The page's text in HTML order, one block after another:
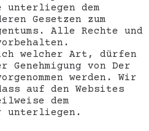
dem
Gesetzen zum
Alle Rechte und
welcher Art, dürfen
von Der
werden. Wir
auf den Websites
dem
unterliegen.